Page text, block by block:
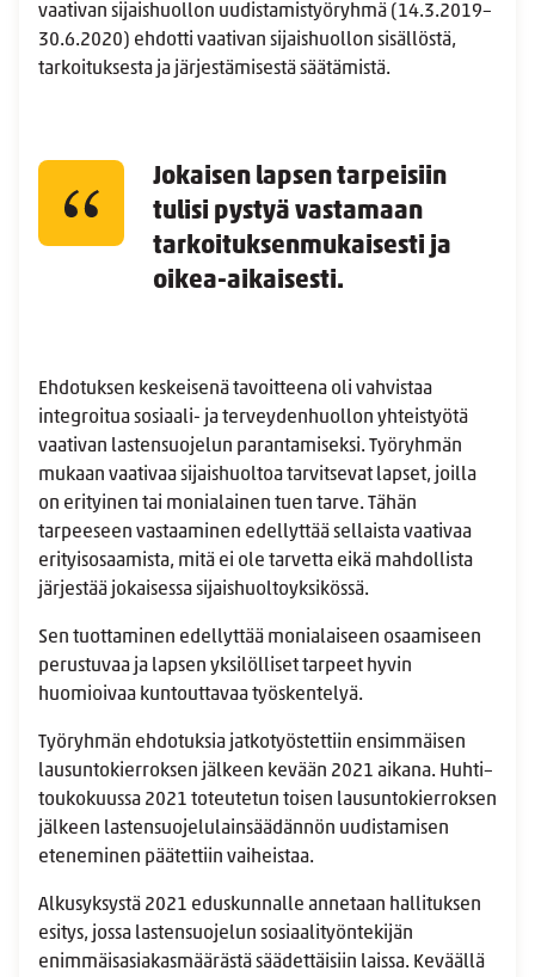
vaativan sijaishuollon uudistamistyöryhmä (14.3.2019–
30.6.2020) ehdotti vaativan sijaishuollon sisällöstä,
tarkoituksesta ja järjestämisestä säätämistä.
Jokaisen lapsen tarpeisiin
tulisi pystyä vastamaan
tarkoituksenmukaisesti ja
oikea-aikaisesti.
Ehdotuksen keskeisenä tavoitteena oli vahvistaa
integroitua sosiaali- ja terveydenhuollon yhteistyötä
vaativan lastensuojelun parantamiseksi. Työryhmän
mukaan vaativaa sijaishuoltoa tarvitsevat lapset, joilla
on erityinen tai monialainen tuen tarve. Tähän
tarpeeseen vastaaminen edellyttää sellaista vaativaa
erityisosaamista, mitä ei ole tarvetta eikä mahdollista
järjestää jokaisessa sijaishuoltoyksikössä.
Sen tuottaminen edellyttää monialaiseen osaamiseen
perustuvaa ja lapsen yksilölliset tarpeet hyvin
huomioivaa kuntouttavaa työskentelyä.
Työryhmän ehdotuksia jatkotyöstettiin ensimmäisen
lausuntokierroksen jälkeen kevään 2021 aikana. Huhti–
toukokuussa 2021 toteutetun toisen lausuntokierroksen
jälkeen lastensuojelulainsäädännön uudistamisen
eteneminen päätettiin vaiheistaa.
Alkusyksystä 2021 eduskunnalle annetaan hallituksen
esitys, jossa lastensuojelun sosiaalityöntekijän
enimmäisasiakasmäärästä säädettäisiin laissa. Keväällä